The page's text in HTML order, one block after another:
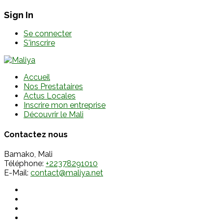
Sign In
Se connecter
S'inscrire
Accueil
Nos Prestataires
Actus Locales
Inscrire mon entreprise
Découvrir le Mali
Contactez nous
Bamako, Mali
Téléphone: +22378291010
E-Mail: contact@maliya.net